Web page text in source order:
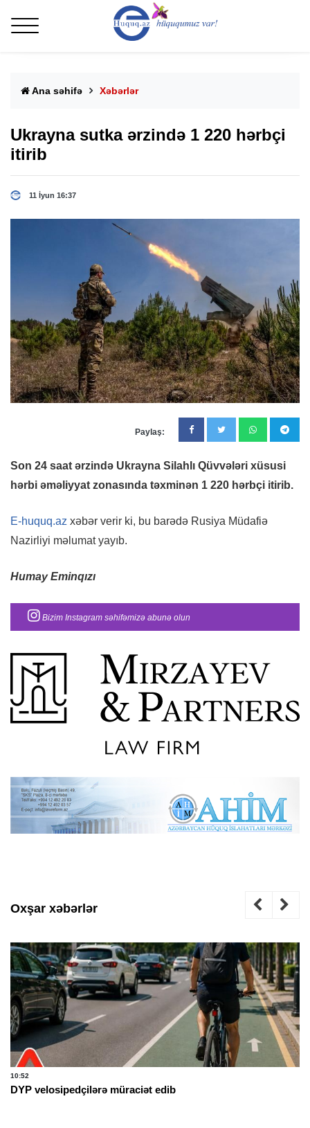
Ana səhifə Xəbərlər
Ukrayna sutka ərzində 1 220 hərbçi
itirib
11 İyun 16:37
Paylaş:
Son 24 saat ərzində Ukrayna Silahlı Qüvvələri xüsusi
hərbi əməliyyat zonasında təxminən 1 220 hərbçi itirib.
E-huquq.az xəbər verir ki, bu barədə Rusiya Müdafiə
Nazirliyi məlumat yayıb.
Humay Eminqızı
Bizim Instagram səhifəmizə abunə olun
Oxşar xəbərlər
10:52
DYP velosipedçilərə müraciət edib